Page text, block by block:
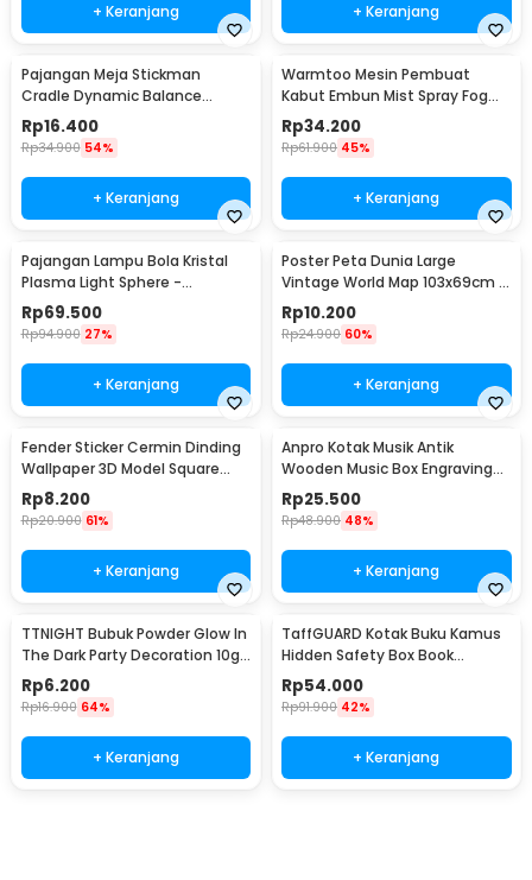
+ Keranjang + Keranjang
Pajangan Meja Stickman
Cradle Dynamic Balance
Instrument Ball Pendulum
Rp16.400
Rp34.900 54%
+ Keranjang
Warmtoo Mesin Pembuat
Kabut Embun Mist Spray Fog
Maker 12 LED 24V - WT01
Rp34.200
Rp61.900 45%
+ Keranjang
Pajangan Lampu Bola Kristal
Plasma Light Sphere -
ZC211700
Rp69.500
Rp94.900 27%
+ Keranjang
Poster Peta Dunia Large
Vintage World Map 103x69cm -
N401
Rp10.200
Rp24.900 60%
+ Keranjang
Fender Sticker Cermin Dinding
Wallpaper 3D Model Square
Mirror 9 PCS - Q353
Rp8.200
Rp20.900 61%
+ Keranjang
Anpro Kotak Musik Antik
Wooden Music Box Engraving
Harry Potter - ADQ0194
Rp25.500
Rp48.900 48%
+ Keranjang
TTNIGHT Bubuk Powder Glow In
The Dark Party Decoration 10g
- T01
Rp6.200
Rp16.900 64%
+ Keranjang
TaffGUARD Kotak Buku Kamus
Hidden Safety Box Book
Password Lock Size S - KB-10P
Rp54.000
Rp91.900 42%
+ Keranjang